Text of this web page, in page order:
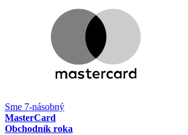
Sme 7-násobný
MasterCard
Obchodník roka